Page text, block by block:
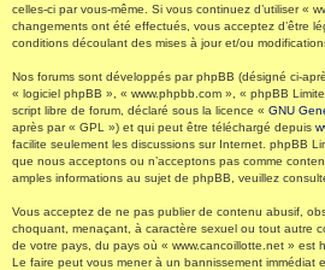
celles-ci par vous-même. Si vous continuez d’utiliser «
changements ont été effectués, vous acceptez d’être
conditions découlant des mises à jour et/ou
Nos forums sont développés par phpBB (désigné ci-
« logiciel phpBB », « www.phpbb.com », « phpBB
script libre de forum, déclaré sous la licence « GNU
après par « GPL ») et qui peut être téléchargé depuis
facilite seulement les discussions sur Internet. phpBB
que nous acceptons ou n’acceptons pas comme
amples informations au sujet de phpBB, veuillez
Vous acceptez de ne pas publier de contenu abusif,
choquant, menaçant, à caractère sexuel ou tout autre
de votre pays, du pays où « www.cancoillotte.net » est
Le faire peut vous mener à un bannissement immédiat